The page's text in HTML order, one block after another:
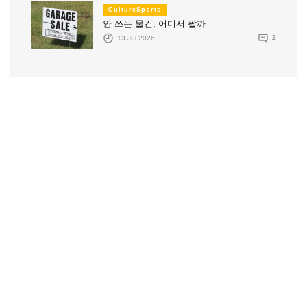
CultureSports
안 쓰는 물건, 어디서 팔까
13 Jul 2026 2